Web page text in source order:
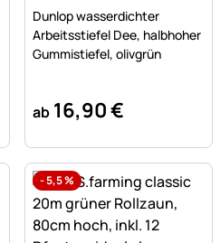
abgegeben
Dunlop wasserdichter
Arbeitsstiefel Dee, halbhoher
Gummistiefel, olivgrün
ab 16,90€
-5,5%